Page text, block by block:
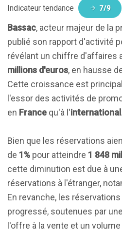
Indicateur tendance 7/9
Bassac, acteur majeur de la
publié son rapport d'activité
révélant un chiffre d'affaires
millions d'euros, en hausse
Cette croissance est
l'essor des activités de
en France qu'à l'international .
Bien que les réservations
de 1% pour atteindre 1 848
cette diminution est due à
réservations à l'étranger,
En revanche, les
progressé, soutenues par
l'offre à la vente et un